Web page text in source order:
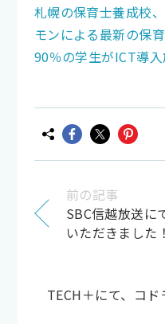
札幌の保育士養成校
モンによる最新の保
90％の学生がICT導
前の記事
SBC信越放送に
いただきました！
TECH＋にて、コ